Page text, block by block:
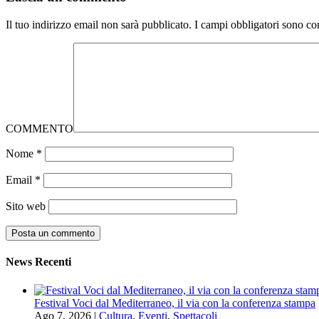
Il tuo indirizzo email non sarà pubblicato. I campi obbligatori sono
COMMENTO
Nome *
Email *
Sito web
News Recenti
Festival Voci dal Mediterraneo, il via con la conferenza stampa
Ago 7, 2026 | Cultura, Eventi, Spettacoli